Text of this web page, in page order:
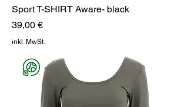
Sport T-SHIRT Aware- black
Preis
39,00 €
inkl. MwSt.